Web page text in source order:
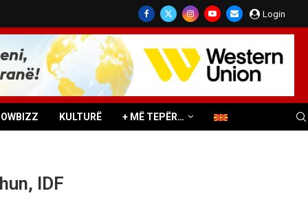
Login
KULTURË + MË TEPËR…
IDF